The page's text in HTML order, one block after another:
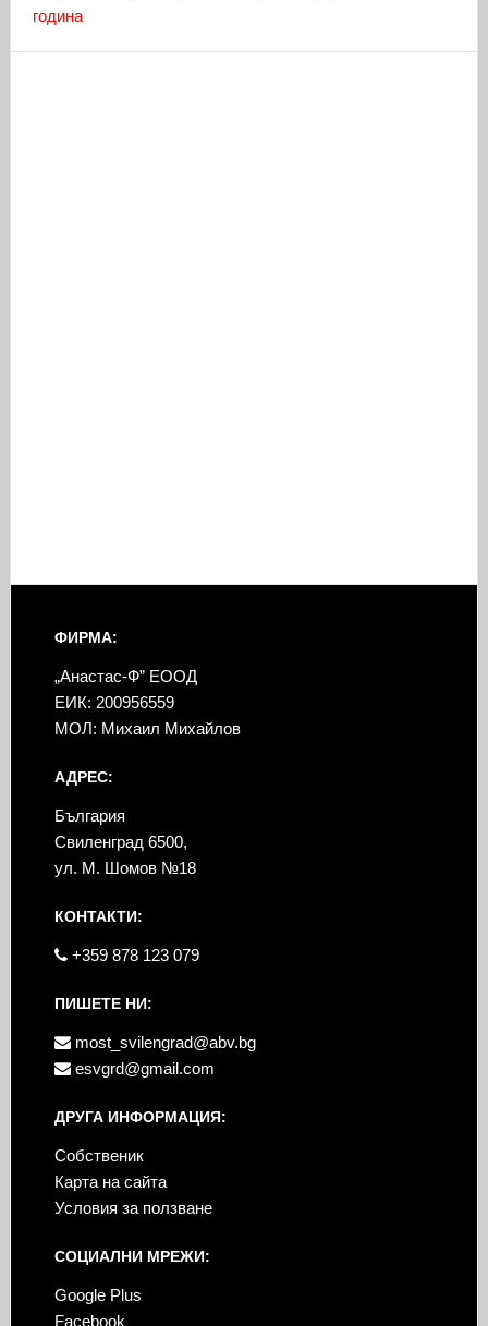
година
ФИРМА:
„Анастас-Ф” ЕООД
ЕИК: 200956559
МОЛ: Михаил Михайлов
АДРЕС:
България
Свиленград 6500,
ул. М. Шомов №18
КОНТАКТИ:
+359 878 123 079
ПИШЕТЕ НИ:
most_svilengrad@abv.bg
esvgrd@gmail.com
ДРУГА ИНФОРМАЦИЯ:
Собственик
Карта на сайта
Условия за ползване
СОЦИАЛНИ МРЕЖИ:
Google Plus
Facebook